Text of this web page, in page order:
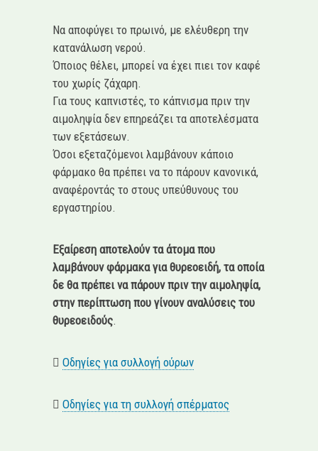
Να αποφύγει το πρωινό, με ελέυθερη την
κατανάλωση νερού.
Όποιος θέλει, μπορεί να έχει πιει τον καφέ
του χωρίς ζάχαρη.
Για τους καπνιστές, το κάπνισμα πριν την
αιμοληψία δεν επηρεάζει τα αποτελέσματα
των εξετάσεων.
Όσοι εξεταζόμενοι λαμβάνουν κάποιο
φάρμακο θα πρέπει να το πάρουν κανονικά,
αναφέροντάς το στους υπεύθυνους του
εργαστηρίου.
Εξαίρεση αποτελούν τα άτομα που
λαμβάνουν φάρμακα για θυρεοειδή, τα οποία
δε θα πρέπει να πάρουν πριν την αιμοληψία,
στην περίπτωση που γίνουν αναλύσεις του
θυρεοειδούς.
Οδηγίες για συλλογή ούρων
Οδηγίες για τη συλλογή σπέρματος